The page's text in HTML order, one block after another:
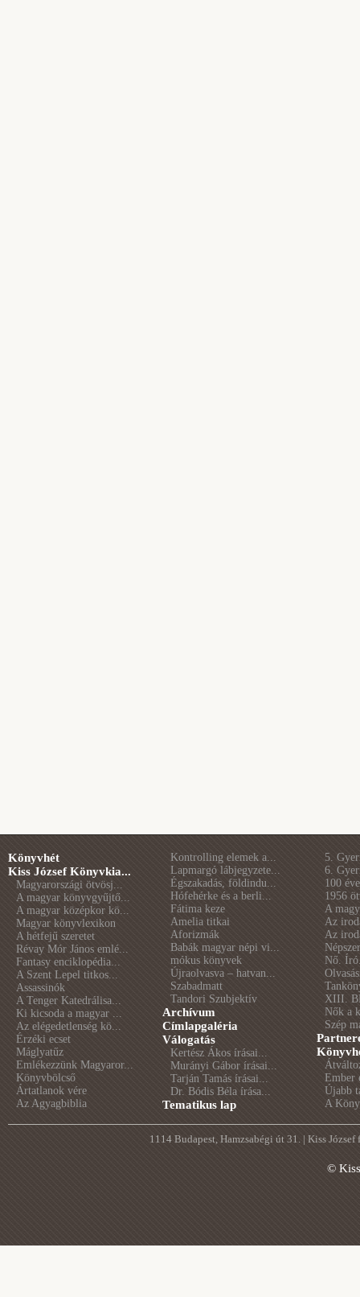
Könyvhét
Kiss József Könyvkia...
Magyarországi ötvösj...
A magyar könyvgyűjtő...
A magyar középkor kö...
Magyar könyvlexikon
A hétfejű szeretet
Révay Mór János emlé...
Fantasy enciklopédia...
A Szent Lepel titkos...
Assassinók
A Tenger Katedrálisa...
Ki kicsoda a magyar ...
Az elégedetlenség kö...
Érzéki ecset
Máglyatűz
Emlékezzünk Magyaror...
Könyvbölcső
Ártatlanok vére
Az Agyagbiblia
Kontrolling elemek a...
Lapmargó lábjegyzete...
Égszakadás, földindu...
Hófehérke és a berli...
Fátima keze
Amelia titkai
Aforizmák
Babák magyar népi vi...
mókus könyvek
Újraolvasva – hatvan...
Szabadmatt
Tandori Szubjektív
Archívum
Címlapgaléria
Válogatás
Kertész Ákos írásai...
Murányi Gábor írásai...
Tarján Tamás írásai...
Dr. Bódis Béla írása...
Tematikus lap
5.
6.
100
1956
A
Az
Az
Nő.
XIII.
Nők a
Szép
Ember
Újabb
A
1114 Budapest, Hamzsabégi út 31. | Kiss
©